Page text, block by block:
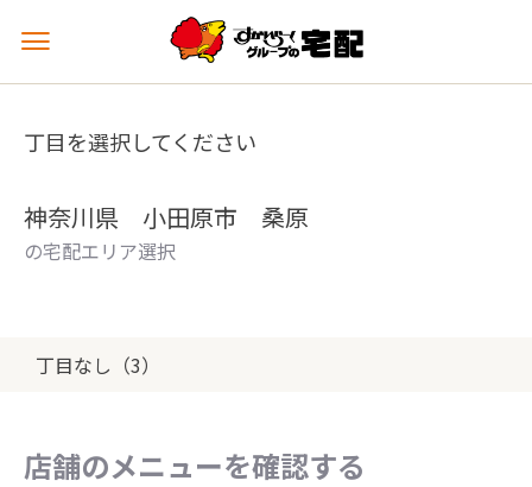
メ
ュ
を
丁目を選択してください
神奈川県 小田原市 桑原
の宅配エリア選択
丁目なし（3）
店舗のメニューを確認する